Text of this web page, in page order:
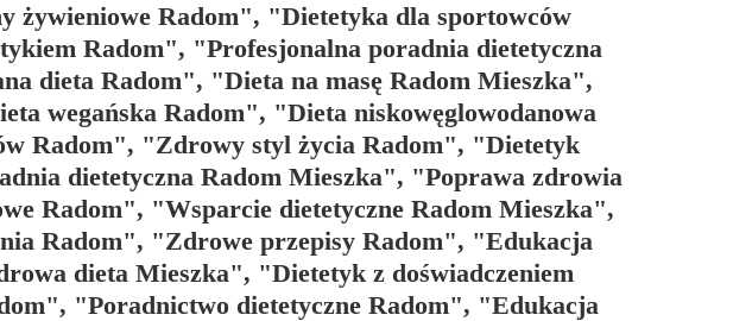
żywieniowe Radom", "Dietetyka dla sportowców
Radom", "Profesjonalna poradnia dietetyczna
dieta Radom", "Dieta na masę Radom Mieszka",
wegańska Radom", "Dieta niskowęglowodanowa
Radom", "Zdrowy styl życia Radom", "Dietetyk
dietetyczna Radom Mieszka", "Poprawa zdrowia
Radom", "Wsparcie dietetyczne Radom Mieszka",
Radom", "Zdrowe przepisy Radom", "Edukacja
dieta Mieszka", "Dietetyk z doświadczeniem
"Poradnictwo dietetyczne Radom", "Edukacja